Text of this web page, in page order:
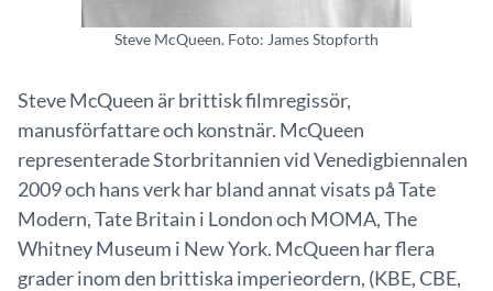
Steve McQueen. Foto: James Stopforth
Steve McQueen är brittisk filmregissör,
manusförfattare och konstnär. McQueen
representerade Storbritannien vid Venedigbiennalen
2009 och hans verk har bland annat visats på Tate
Modern, Tate Britain i London och MOMA, The
Whitney Museum i New York. McQueen har flera
grader inom den brittiska imperieordern, (KBE, CBE,